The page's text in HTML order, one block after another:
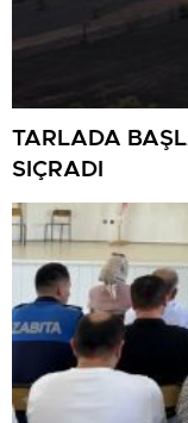
TARLADA
SIÇRADI